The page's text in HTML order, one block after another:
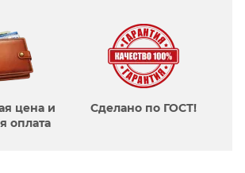
цена и
оплата
Сделано по ГОСТ!